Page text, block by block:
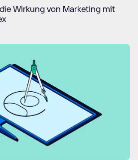
Wirkung von Marketing mit